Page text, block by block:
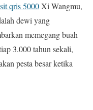
qris 5000Xi Wangmu,
dewi yang
memegang buah
3.000 tahun sekali,
pesta besar ketika